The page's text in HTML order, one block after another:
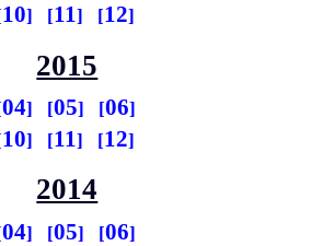
10 11 12
2015
04 05
06
10 11 12
2014
04 05
06